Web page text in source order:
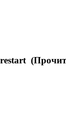
restart